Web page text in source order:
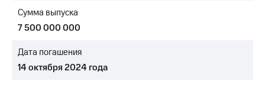
Новости
в
и акционерам
Корпоративное
Сумма выпуска
7 500 000 000
Дата погашения
14 октября 2024 года